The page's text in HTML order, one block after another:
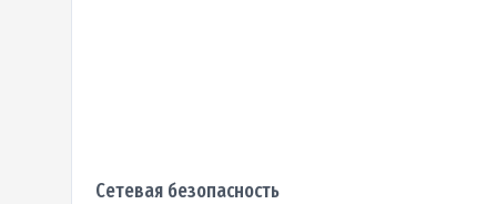
Сетевая безопасность